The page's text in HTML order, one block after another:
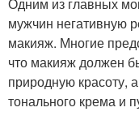
мужчин негативную
макияж. Многие
что макияж должен
природную красоту,
тонального крема и